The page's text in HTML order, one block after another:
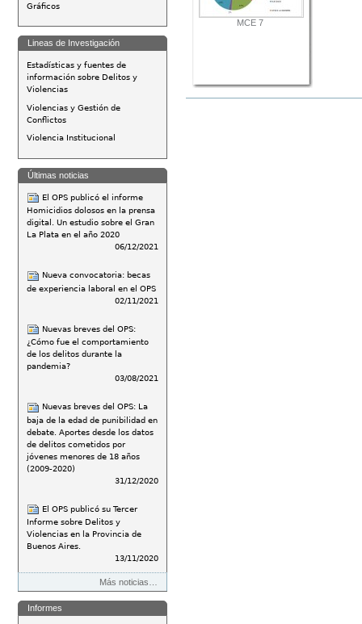
Gráficos
Lineas de Investigación
Estadísticas y fuentes de
información sobre Delitos y
Violencias
Violencias y Gestión de
Conflictos
Violencia Institucional
Últimas noticias
El OPS publicó el informe
Homicidios dolosos en la prensa
digital. Un estudio sobre el Gran
La Plata en el año 2020
06/12/2021
Nueva convocatoria: becas
de experiencia laboral en el OPS
02/11/2021
Nuevas breves del OPS:
¿Cómo fue el comportamiento
de los delitos durante la
pandemia?
03/08/2021
Nuevas breves del OPS: La
baja de la edad de punibilidad en
debate. Aportes desde los datos
de delitos cometidos por
jóvenes menores de 18 años
(2009-2020)
31/12/2020
El OPS publicó su Tercer
Informe sobre Delitos y
Violencias en la Provincia de
Buenos Aires.
13/11/2020
Más noticias…
Informes
MCE 7